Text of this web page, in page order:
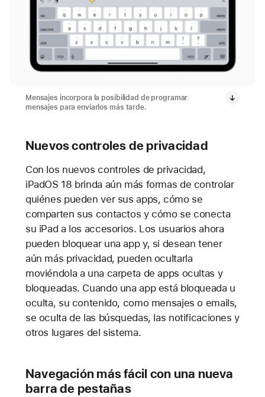
Mensajes incorpora la posibilidad de programar
mensajes para enviarlos más tarde.
Nuevos controles de privacidad
Con los nuevos controles de privacidad,
iPadOS 18 brinda aún más formas de controlar
quiénes pueden ver sus apps, cómo se
comparten sus contactos y cómo se conecta
su iPad a los accesorios. Los usuarios ahora
pueden bloquear una app y, si desean tener
aún más privacidad, pueden ocultarla
moviéndola a una carpeta de apps ocultas y
bloqueadas. Cuando una app está bloqueada u
oculta, su contenido, como mensajes o emails,
se oculta de las búsquedas, las notificaciones y
otros lugares del sistema.
Navegación más fácil con una nueva
barra de pestañas